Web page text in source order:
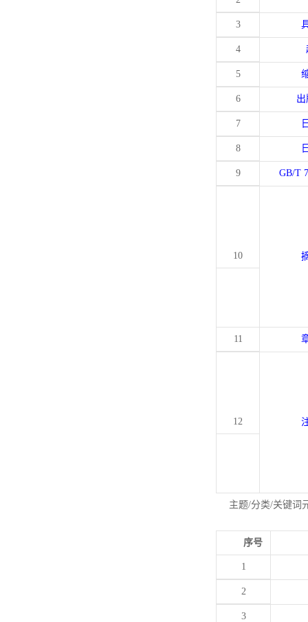
3
4
5
6
7
8
9 GB/T
10
11
12
主题/分类/关键词
序号
1
2
3